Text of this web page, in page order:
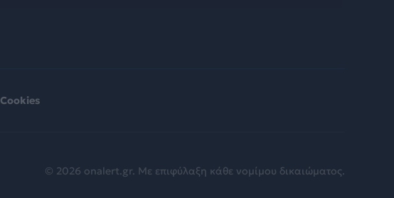
Cookies
© 2026 onalert.gr. Με επιφύλαξη κάθε νομίμου δικαιώματος.